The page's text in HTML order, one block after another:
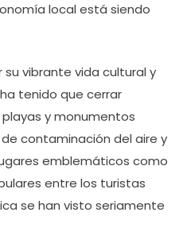
local está siendo
su vibrante vida cultural y
tenido que cerrar
y monumentos
contaminación del aire y
emblemáticos como
entre los turistas
se han visto seriamente